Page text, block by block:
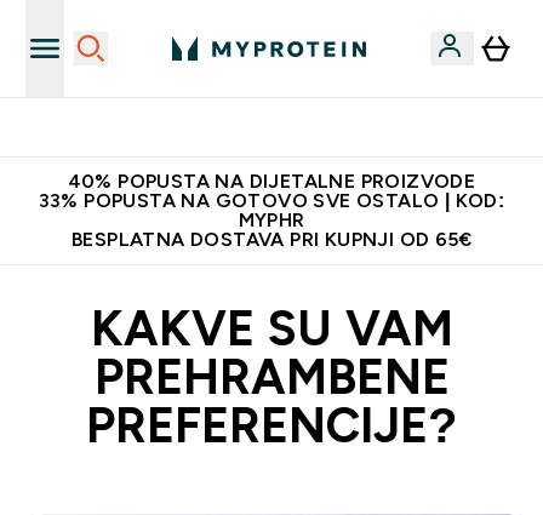
40% POPUSTA NA DIJETALNE PROIZVODE
33% POPUSTA NA GOTOVO SVE OSTALO | KOD:
MYPHR
BESPLATNA DOSTAVA PRI KUPNJI OD 65€
KAKVE SU VAM
PREHRAMBENE
PREFERENCIJE?